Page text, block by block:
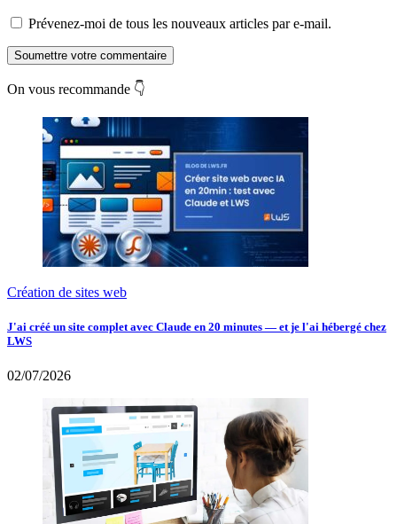
Prévenez-moi de tous les nouveaux articles par e-mail.
Soumettre votre commentaire
On vous recommande 👇
Création de sites web
J'ai créé un site complet avec Claude en 20 minutes — et je l'ai hébergé chez
LWS
02/07/2026